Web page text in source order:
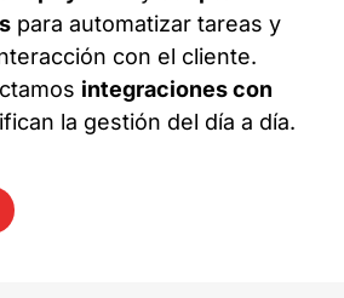
para automatizar tareas y
con el cliente.
integraciones con
la gestión del día a día.